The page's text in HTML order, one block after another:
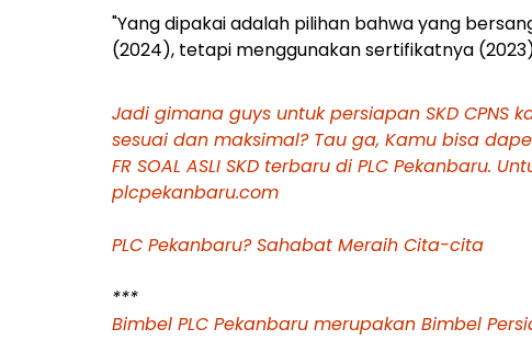
"Yang dipakai adalah pilihan bahwa yang
(2024), tetapi menggunakan sertifikatnya
Jadi gimana guys untuk persiapan SKD
sesuai dan maksimal? Tau ga, Kamu bisa
FR SOAL ASLI SKD terbaru di PLC Pekanbaru.
plcpekanbaru.com
PLC Pekanbaru? Sahabat Meraih Cita-cita
***
Bimbel PLC Pekanbaru merupakan Bimbel